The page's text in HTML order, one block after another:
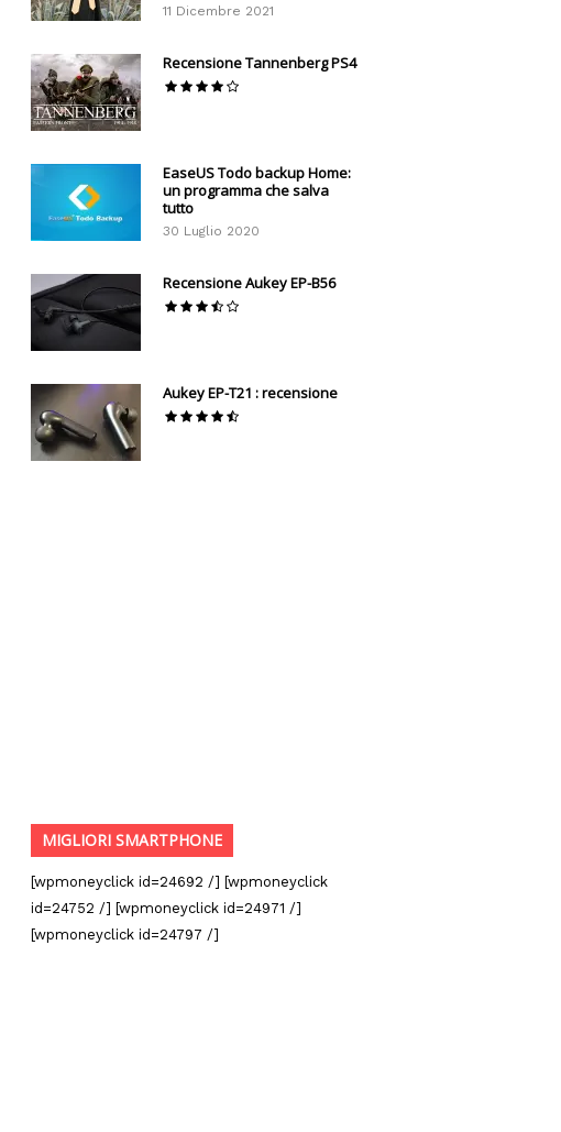
11 Dicembre 2021
Recensione Tannenberg PS4
EaseUS Todo backup Home:
un programma che salva
tutto
30 Luglio 2020
Recensione Aukey EP-B56
Aukey EP-T21 : recensione
MIGLIORI SMARTPHONE
[wpmoneyclick id=24692 /] [wpmoneyclick
id=24752 /] [wpmoneyclick id=24971 /]
[wpmoneyclick id=24797 /]